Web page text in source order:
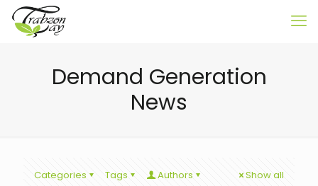
Demand Generation
News
Categories Tags Authors Show all